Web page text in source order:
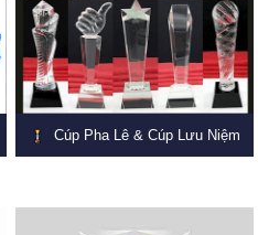
Cúp Pha Lê & Cúp Lưu Niệm